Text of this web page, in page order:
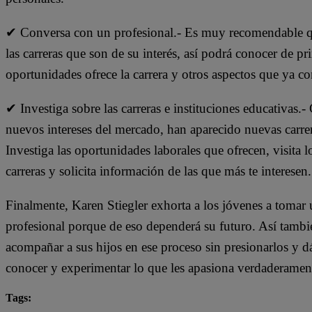
✔ Conversa con un profesional.- Es muy recomendable
las carreras que son de su interés, así podrá conocer de
oportunidades ofrece la carrera y otros aspectos que ya
✔ Investiga sobre las carreras e instituciones
nuevos intereses del mercado, han aparecido nuevas
Investiga las oportunidades laborales que ofrecen, visita
carreras y solicita información de las que más te interesen.
Finalmente, Karen Stiegler exhorta a los jóvenes a
profesional porque de eso dependerá su futuro. Así
acompañar a sus hijos en ese proceso sin presionarlos y
conocer y experimentar lo que les apasiona
Tags: